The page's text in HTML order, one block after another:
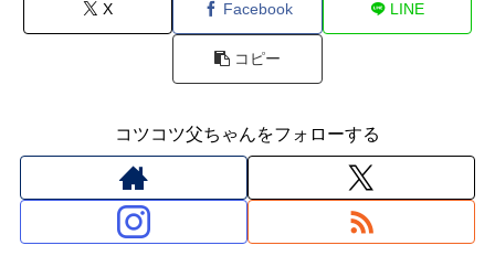
X Facebook LINE
コピー
コツコツ父ちゃんをフォローする